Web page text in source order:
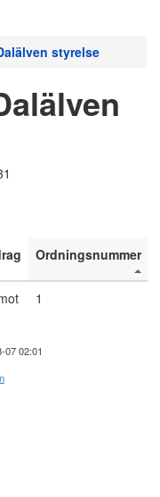
styrelse
Ordningsnummer
1
07 02:01